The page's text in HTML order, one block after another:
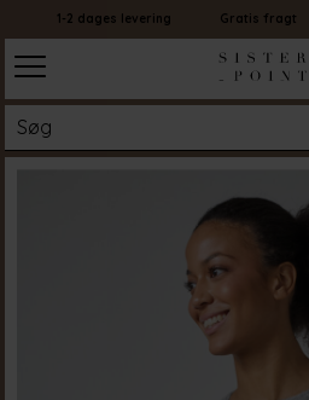
1-2 dages levering Gratis fragt